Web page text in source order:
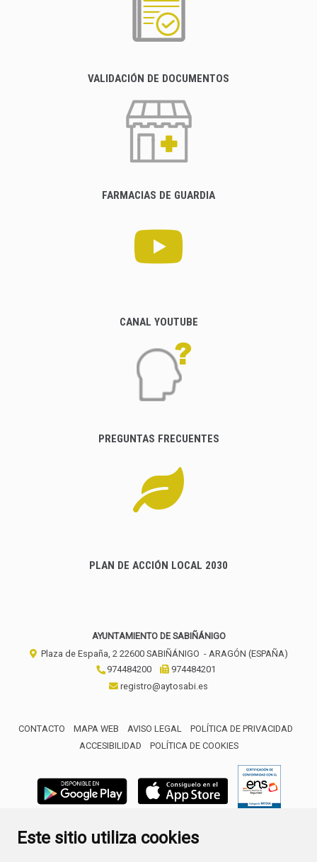
Este sitio utiliza cookies
VALIDACIÓN DE DOCUMENTOS
FARMACIAS DE GUARDIA
CANAL YOUTUBE
PREGUNTAS FRECUENTES
PLAN DE ACCIÓN LOCAL 2030
AYUNTAMIENTO DE SABIÑÁNIGO
Plaza de España, 2 22600 SABIÑÁNIGO - ARAGÓN (ESPAÑA)
974484200
974484201
registro@aytosabi.es
CONTACTO MAPA WEB AVISO LEGAL
POLÍTICA DE PRIVACIDAD
ACCESIBILIDAD
POLÍTICA DE COOKIES